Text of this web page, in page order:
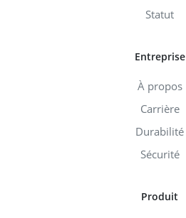
Statut
Entreprise
À propos
Carrière
Durabilité
Sécurité
Produit